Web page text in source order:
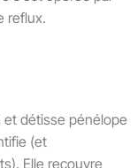
reflux.
et détisse pénélope
(et
Elle recouvre